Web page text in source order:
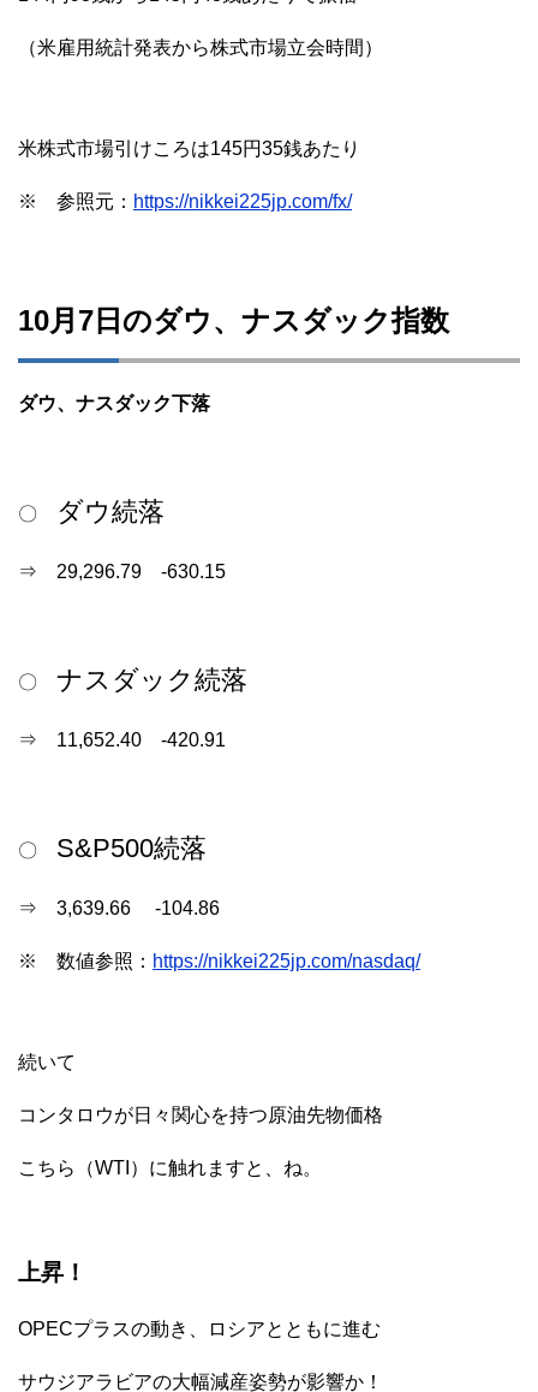
（米雇用統計発表から株式市場立会時間）
米株式市場引けころは145円35銭あたり
※ 参照元： https://nikkei225jp.com/fx/
10月7日のダウ、ナスダック指数
ダウ、ナスダック下落
〇 ダウ続落
⇒ 29,296.79 -630.15
〇 ナスダック続落
⇒ 11,652.40 -420.91
〇 S&P500続落
⇒ 3,639.66 -104.86
※ 数値参照： https://nikkei225jp.com/nasdaq/
続いて
コンタロウが日々関心を持つ原油先物価格
こちら（WTI）に触れますと、ね。
上昇！
OPECプラスの動き、ロシアとともに進む
サウジアラビアの大幅減産姿勢が影響か！